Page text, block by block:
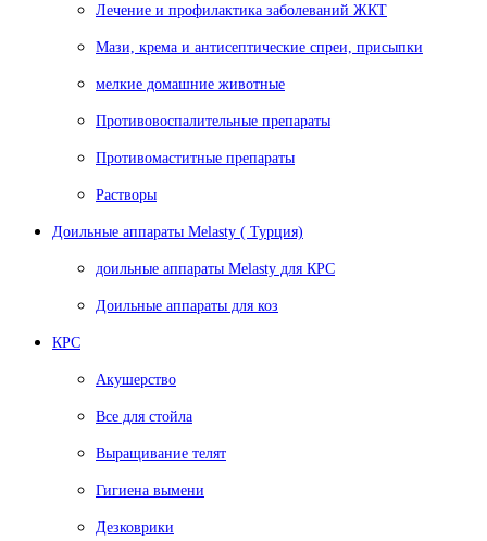
Лечение и профилактика заболеваний ЖКТ
Мази, крема и антисептические спреи, присыпки
мелкие домашние животные
Противовоспалительные препараты
Противомаститные препараты
Растворы
Доильные аппараты Melasty ( Турция)
доильные аппараты Melasty для КРС
Доильные аппараты для коз
КРС
Акушерство
Все для стойла
Выращивание телят
Гигиена вымени
Дезковрики